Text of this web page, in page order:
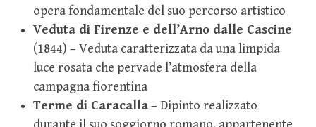
opera fondamentale del suo percorso artistico
Veduta di Firenze e dell’Arno dalle Cascine
(1844) – Veduta caratterizzata da una limpida
luce rosata che pervade l’atmosfera della
campagna fiorentina
Terme di Caracalla– Dipinto realizzato